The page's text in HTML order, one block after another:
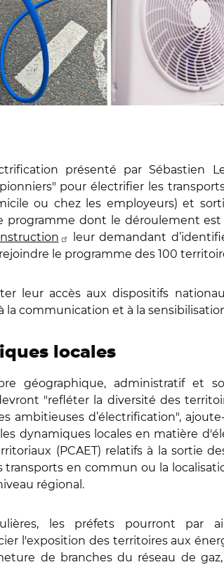
présenté par Sébastien
pour électrifier les
ou chez les employeurs) et
programme dont le déroulement
leur demandant
le programme des 100
leur accès aux dispositifs
communication et à la
locales
géographique, administratif et
"refléter la diversité des
ambitieuses d’électrification",
dynamiques locales en matière
(PCAET) relatifs à la sortie
en commun ou la
régional.
les préfets pourront par
l'exposition des territoires aux
de branches du réseau de